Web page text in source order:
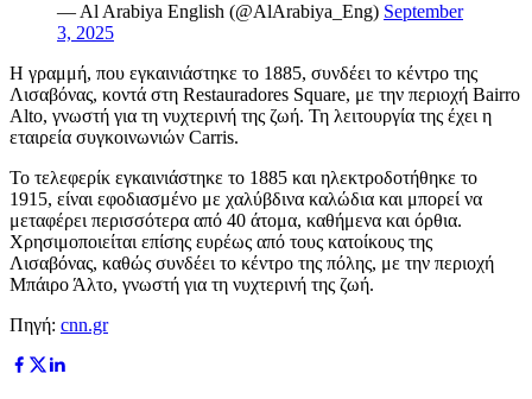
— Al Arabiya English (@AlArabiya_Eng) September
3, 2025
Η γραμμή, που εγκαινιάστηκε το 1885, συνδέει το κέντρο της
Λισαβόνας, κοντά στη Restauradores Square, με την περιοχή Bairro
Alto, γνωστή για τη νυχτερινή της ζωή. Τη λειτουργία της έχει η
εταιρεία συγκοινωνιών Carris.
Το τελεφερίκ εγκαινιάστηκε το 1885 και ηλεκτροδοτήθηκε το
1915, είναι εφοδιασμένο με χαλύβδινα καλώδια και μπορεί να
μεταφέρει περισσότερα από 40 άτομα, καθήμενα και όρθια.
Χρησιμοποιείται επίσης ευρέως από τους κατοίκους της
Λισαβόνας, καθώς συνδέει το κέντρο της πόλης, με την περιοχή
Μπάιρο Άλτο, γνωστή για τη νυχτερινή της ζωή.
Πηγή: cnn.gr